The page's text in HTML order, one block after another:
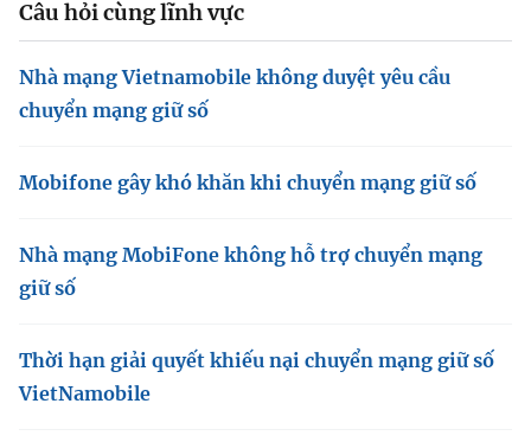
Câu hỏi cùng lĩnh vực
Nhà mạng Vietnamobile không duyệt yêu cầu
chuyển mạng giữ số
Mobifone gây khó khăn khi chuyển mạng giữ số
Nhà mạng MobiFone không hỗ trợ chuyển mạng
giữ số
Thời hạn giải quyết khiếu nại chuyển mạng giữ số
VietNamobile